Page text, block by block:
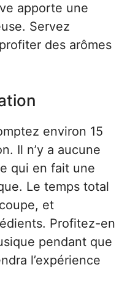
apporte une
Servez
des arômes
environ 15
Il n’y a aucune
qui en fait une
Le temps total
et
Profitez-en
pendant que
l’expérience